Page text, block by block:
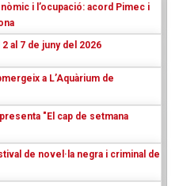
i l’ocupació: acord Pimec i
al 7 de juny del 2026
a L’Aquàrium de
"El cap de setmana
de novel·la negra i criminal de